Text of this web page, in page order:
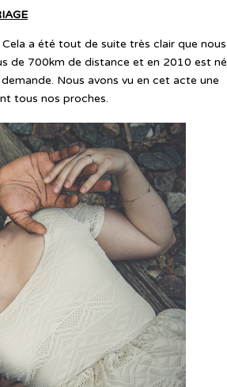
a été tout de suite très clair que nous
de 700km de distance et en 2010 est né
Nous avons vu en cet acte une
tous nos proches.